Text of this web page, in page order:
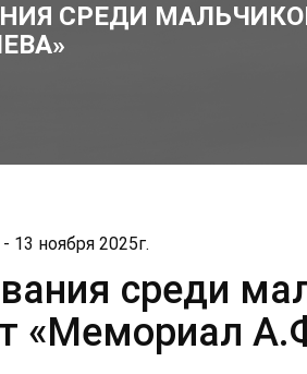
СРЕДИ
13 ноября 2025г.
среди
«Мемориал